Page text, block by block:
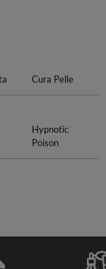
Cura Pelle
Hypnotic
Poison